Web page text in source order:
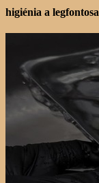
higiénia a